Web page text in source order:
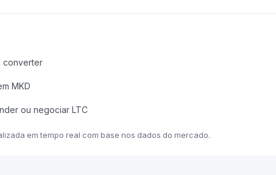
converter
MKD
ou negociar LTC
em tempo real com base nos dados do mercado.